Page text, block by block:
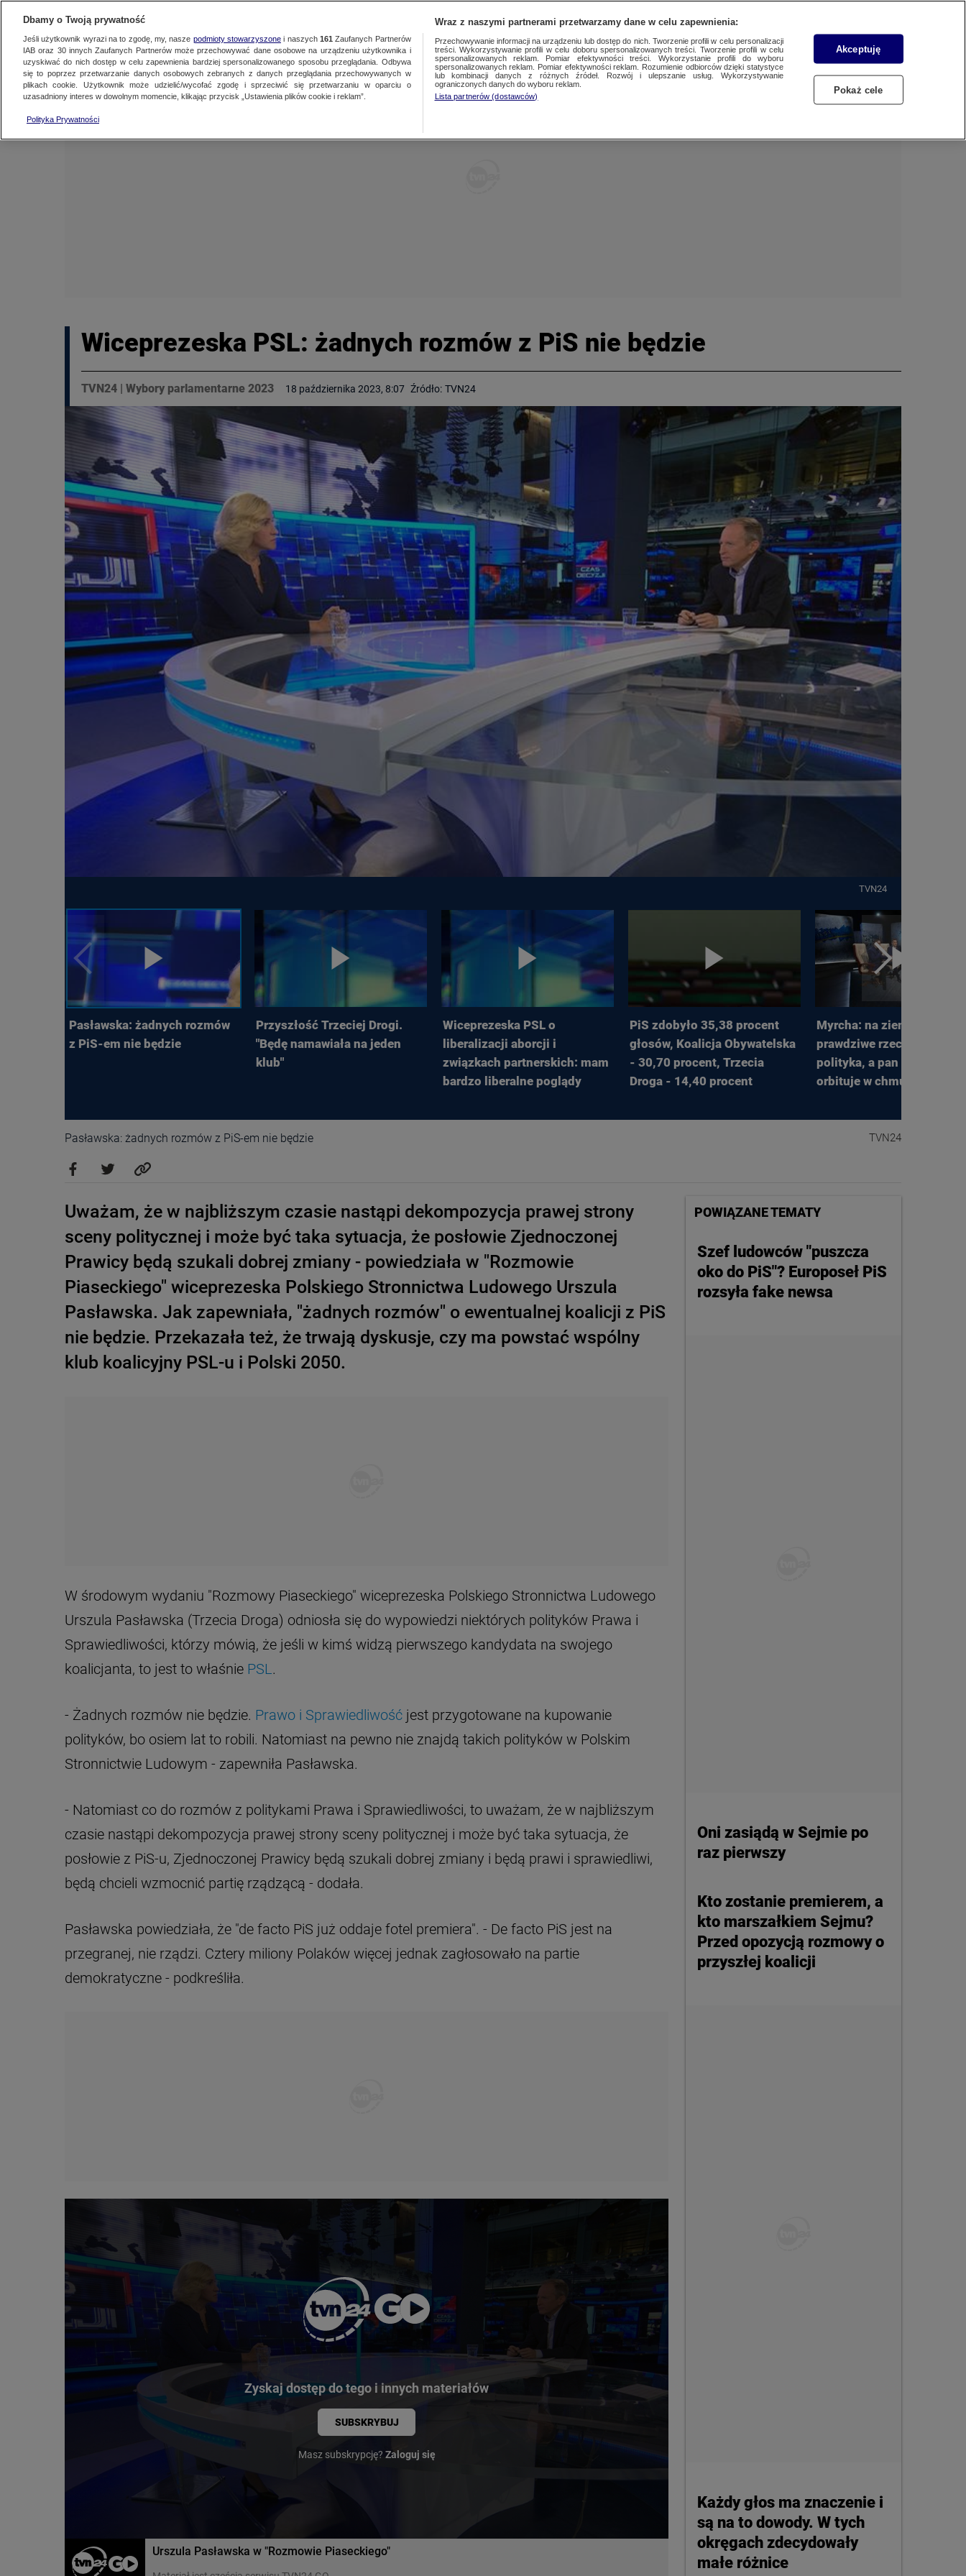
NAJNOWSZE WARSZAWA
WARSZAWA
ŁÓDŹ
KRAKÓW
LUBLIN
LUBUSKIE
PREMIUM METEO
BIZNES
CIEKAWOSTKI
RAPORTY
TVN24 УКРАЇНСЬКОЮ
Dzień dobry!
ZALOGUJ SIĘ
Wiceprezeska PSL: żadnych rozmów z PiS nie będzie
TVN24 | Wybory parlamentarne 2023 18 października 2023, 8:07 Źródło: TVN24
TVN24
Pasławska: żadnych rozmów
z PiS-em nie będzie
Przyszłość Trzeciej Drogi.
"Będę namawiała na jeden
klub"
Wiceprezeska PSL o
liberalizacji aborcji i
związkach partnerskich: mam
bardzo liberalne poglądy
PiS zdobyło 35,38 procent
głosów, Koalicja Obywatelska
- 30,70 procent, Trzecia
Droga - 14,40 procent
Myrcha: na ziemi dzieją
prawdziwe rzeczy,
polityka, a pan Bochenek
orbituje w chmurach
Pasławska: żadnych rozmów z PiS-em nie będzie TVN24
Uważam, że w najbliższym czasie nastąpi dekompozycja prawej strony
sceny politycznej i może być taka sytuacja, że posłowie Zjednoczonej
Prawicy będą szukali dobrej zmiany - powiedziała w "Rozmowie
Piaseckiego" wiceprezeska Polskiego Stronnictwa Ludowego Urszula
Pasławska. Jak zapewniała, "żadnych rozmów" o ewentualnej koalicji z PiS
nie będzie. Przekazała też, że trwają dyskusje, czy ma powstać wspólny
klub koalicyjny PSL-u i Polski 2050.
W środowym wydaniu "Rozmowy Piaseckiego" wiceprezeska Polskiego Stronnictwa Ludowego
Urszula Pasławska (Trzecia Droga) odniosła się do wypowiedzi niektórych polityków Prawa i
Sprawiedliwości, którzy mówią, że jeśli w kimś widzą pierwszego kandydata na swojego
koalicjanta, to jest to właśnie PSL.
- Żadnych rozmów nie będzie. Prawo i Sprawiedliwość jest przygotowane na kupowanie
polityków, bo osiem lat to robili. Natomiast na pewno nie znajdą takich polityków w Polskim
Stronnictwie Ludowym - zapewniła Pasławska.
- Natomiast co do rozmów z politykami Prawa i Sprawiedliwości, to uważam, że w najbliższym
czasie nastąpi dekompozycja prawej strony sceny politycznej i może być taka sytuacja, że
posłowie z PiS-u, Zjednoczonej Prawicy będą szukali dobrej zmiany i będą prawi i sprawiedliwi,
będą chcieli wzmocnić partię rządzącą - dodała.
Pasławska powiedziała, że "de facto PiS już oddaje fotel premiera". - De facto PiS jest na
przegranej, nie rządzi. Cztery miliony Polaków więcej jednak zagłosowało na partie
demokratyczne - podkreśliła.
Zyskaj dostęp do tego i innych materiałów
SUBSKRYBUJ
Masz subskrypcję? Zaloguj się
Urszula Pasławska w "Rozmowie Piaseckiego"
POWIĄZANE TEMATY
Szef ludowców "puszcza
oko do PiS"? Europoseł PiS
rozsyła fake newsa
Oni zasiądą w Sejmie po
raz pierwszy
Kto zostanie premierem, a
kto marszałkiem Sejmu?
Przed opozycją rozmowy o
przyszłej koalicji
Każdy głos ma znaczenie i
są na to dowody. W tych
okręgach zdecydowały
małe różnice
Dbamy o Twoją prywatność
Jeśli użytkownik wyrazi na to zgodę, my, nasze podmioty stowarzyszonei naszych 161 Zaufanych Partnerów
IAB oraz 30innych Zaufanych Partnerów może przechowywać dane osobowe na urządzeniu użytkownika i
uzyskiwać do nich dostęp w celu zapewnienia bardziej spersonalizowanego sposobu przeglądania. Odbywa
się to poprzez przetwarzanie danych osobowych zebranych z danych przeglądania przechowywanych w
plikach cookie. Użytkownik może udzielić/wycofać zgodę i sprzeciwić się przetwarzaniu w oparciu o
uzasadniony interes w dowolnym momencie, klikając przycisk „Ustawienia plików cookie i reklam”.
Polityka Prywatności
Wraz z naszymi partnerami przetwarzamy dane w celu zapewnienia:
Przechowywanie informacji na urządzeniu lub dostęp do nich. Tworzenie profili w celu personalizacji
treści. Wykorzystywanie profili w celu doboru spersonalizowanych treści. Tworzenie profili w celu
spersonalizowanych reklam. Pomiar efektywności treści. Wykorzystanie profili do wyboru
spersonalizowanych reklam. Pomiar efektywności reklam. Rozumienie odbiorców dzięki statystyce
lub kombinacji danych z różnych źródeł. Rozwój i ulepszanie usług. Wykorzystywanie
ograniczonych danych do wyboru reklam.
Lista partnerów (dostawców)
Akceptuję
Pokaż cele